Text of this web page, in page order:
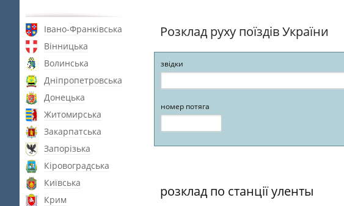
Івано-Франківська
Вінницька
Волинська
Дніпропетровська
Донецька
Житомирська
Закарпатська
Запорізька
Кіровоградська
Київська
Крим
Розклад руху поїздів України
звідки
номер потяга
розклад по станції уленты